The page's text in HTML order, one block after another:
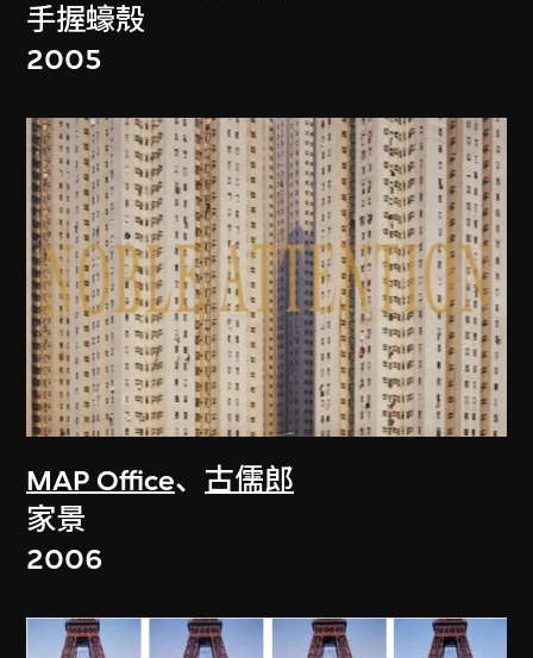
手握蠔殼
2005
MAP Office、 古儒郎
家景
2006